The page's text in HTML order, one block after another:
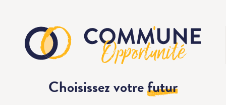
Choisissez votrefutur